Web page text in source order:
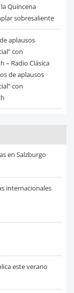
Quincena
sobresaliente
aplausos
con
– Radio Clásica
de aplausos
con
en Salzburgo
internacionales
este verano